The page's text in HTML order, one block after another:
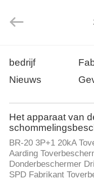
PRODUCTEN
OVER
ONS
Co.,
bedrijf
Nieuws
Het apparaat van
BR-20 3P+1 20kA
Aarding
Donderbeschermer
SPD Fabrikant